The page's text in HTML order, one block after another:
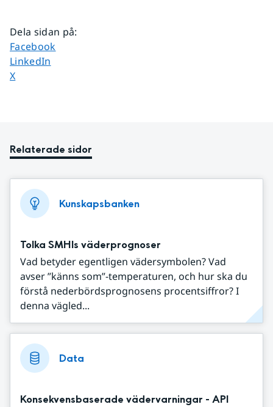
Dela sidan på:
Dela sidan på
Facebook
Dela sidan på
LinkedIn
Dela sidan på
X
Relaterade sidor
Kunskapsbanken
Tolka SMHIs väderprognoser
Vad betyder egentligen vädersymbolen? Vad
avser ”känns som”-temperaturen, och hur ska du
förstå nederbördsprognosens procentsiffror? I
denna vägled...
Data
Konsekvensbaserade vädervarningar - API